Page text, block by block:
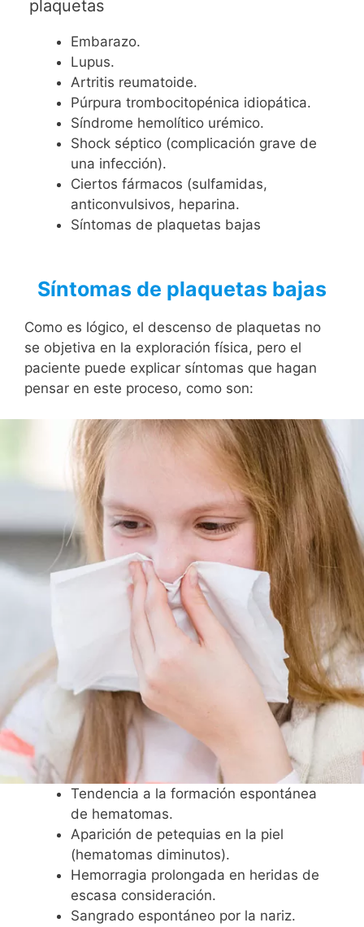
plaquetas
Embarazo.
Lupus.
Artritis reumatoide.
Púrpura trombocitopénica idiopática.
Síndrome hemolítico urémico.
Shock séptico (complicación grave de
una infección).
Ciertos fármacos (sulfamidas,
anticonvulsivos, heparina.
Síntomas de plaquetas bajas
Síntomas de plaquetas bajas
Como es lógico, el descenso de plaquetas no
se objetiva en la exploración física, pero el
paciente puede explicar síntomas que hagan
pensar en este proceso, como son:
Tendencia a la formación espontánea
de hematomas.
Aparición de petequias en la piel
(hematomas diminutos).
Hemorragia prolongada en heridas de
escasa consideración.
Sangrado espontáneo por la nariz.